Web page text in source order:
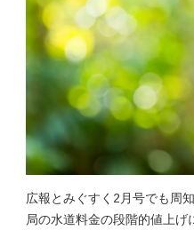
広報とみぐすく2月号でも周
局の水道料金の段階的値上